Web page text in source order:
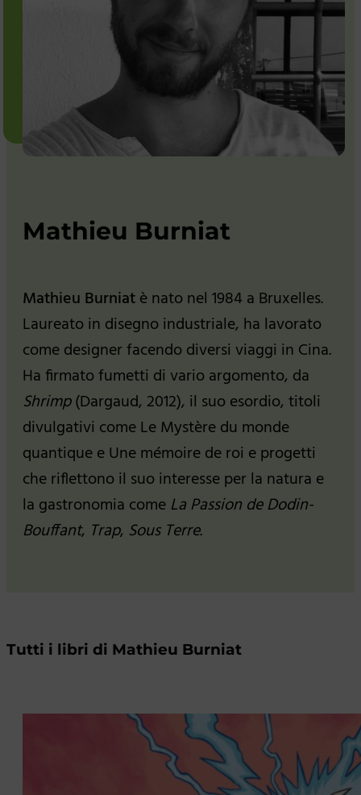
Mathieu Burniat
Mathieu Burniatè nato nel 1984 a Bruxelles.
Laureato in disegno industriale, ha lavorato
come designer facendo diversi viaggi in Cina.
Ha firmato fumetti di vario argomento, da
Shrimp(Dargaud, 2012), il suo esordio, titoli
divulgativi come Le Mystère du monde
quantique e Une mémoire de roi e progetti
che riflettono il suo interesse per la natura e
la gastronomia comeLa Passion de Dodin-
Bouffant, Trap, Sous Terre.
Tutti i libri di Mathieu Burniat